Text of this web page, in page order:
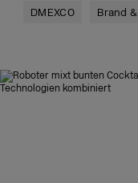
DMEXCO Brand